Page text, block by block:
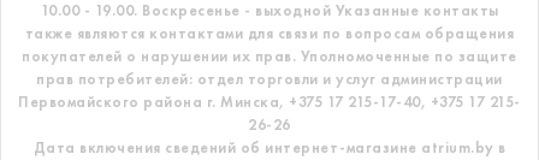
10.00 - 19.00. Воскресенье - выходной Указанные контакты
также являются контактами для связи по вопросам обращения
покупателей о нарушении их прав. Уполномоченные по защите
прав потребителей: отдел торговли и услуг администрации
Первомайского района г. Минска, +375 17 215-17-40, +375 17 215-
26-26
Дата включения сведений об интернет-магазине atrium.by в